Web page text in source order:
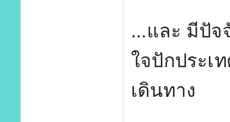
...และ มีปัจ
ใจปักประเ
เดินทาง